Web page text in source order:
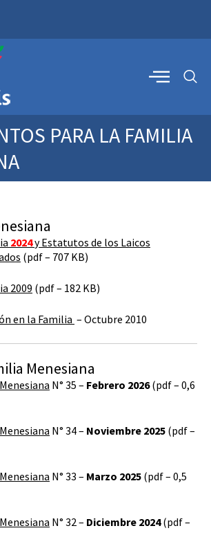
PARA LA FAMILIA
2024y Estatutos de los Laicos
(pdf – 707 KB)
2009 (pdf – 182 KB)
en la Familia – Octubre 2010
Menesiana
N° 35 – Febrero 2026(pdf – 0,6
N° 34 – Noviembre 2025 (pdf –
N° 33 – Marzo 2025 (pdf – 0,5
N° 32 – Diciembre 2024(pdf –